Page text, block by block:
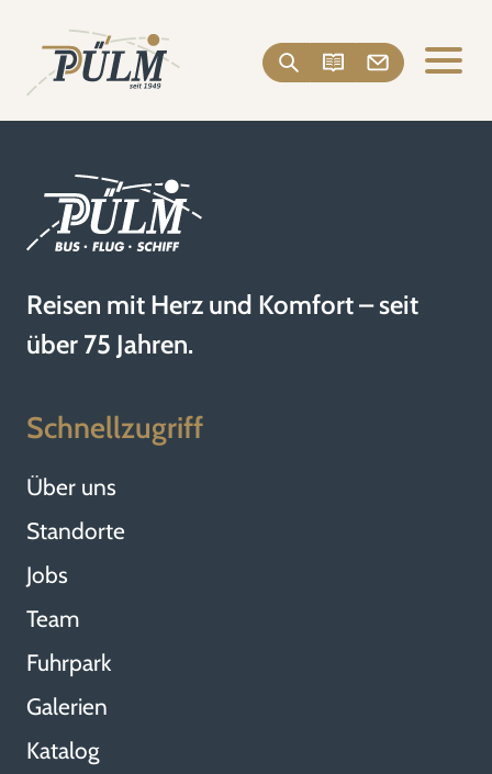
Reisen mit Herz und Komfort – seit
über 75 Jahren.
Schnellzugriff
Über uns
Standorte
Jobs
Team
Fuhrpark
Galerien
Katalog